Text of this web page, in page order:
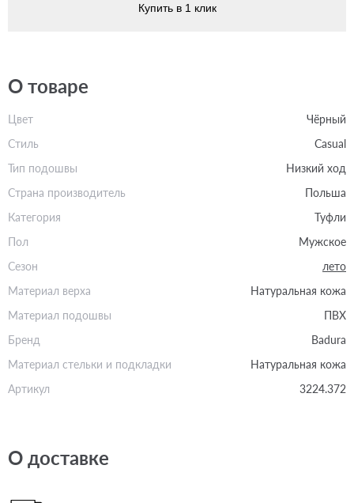
Купить в 1 клик
О товаре
Цвет
Чёрный
Стиль
Casual
Тип подошвы
Низкий ход
Страна производитель
Польша
Категория
Туфли
Пол
Мужское
Сезон
лето
Материал верха
Натуральная кожа
Материал подошвы
ПВХ
Бренд
Badura
Материал стельки и подкладки
Натуральная кожа
Артикул
3224.372
О доставке